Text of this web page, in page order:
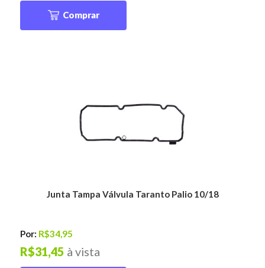
Comprar
Junta Tampa Válvula Taranto Palio 10/18
Por: R$34,95
à vista
R$31,45